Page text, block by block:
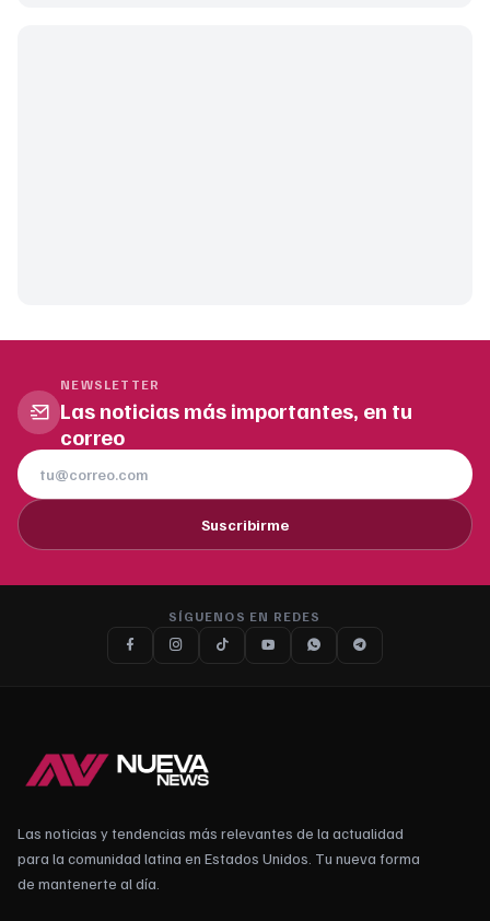
NEWSLETTER
Las noticias más importantes, en tu
correo
Suscribirme
SÍGUENOS EN REDES
Las noticias y tendencias más relevantes de la actualidad
para la comunidad latina en Estados Unidos. Tu nueva forma
de mantenerte al día.